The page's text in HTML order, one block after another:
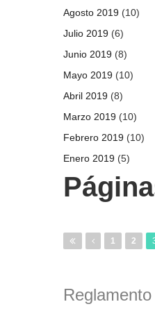
Agosto 2019 (10)
Julio 2019 (6)
Junio 2019 (8)
Mayo 2019 (10)
Abril 2019 (8)
Marzo 2019 (10)
Febrero 2019 (10)
Enero 2019 (5)
1 2